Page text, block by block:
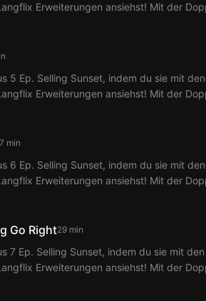
Erweiterungen ansiehst! Mit der
5 Ep. Selling Sunset, indem du sie mit
Erweiterungen ansiehst! Mit der
min
6 Ep. Selling Sunset, indem du sie mit
Erweiterungen ansiehst! Mit der
Go Right29 min
7 Ep. Selling Sunset, indem du sie mit
Erweiterungen ansiehst! Mit der